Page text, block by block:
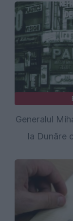
Generalul
la Dunăre